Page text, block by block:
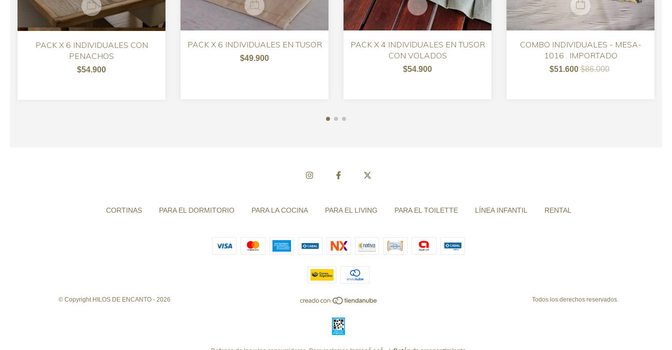
PACK X 6 INDIVIDUALES CON
PENACHOS
$54.900
PACK X 6 INDIVIDUALES EN TUSOR
$49.900
PACK X 4 INDIVIDUALES EN TUSOR
CON VOLADOS
$54.900
COMBO INDIVIDUALES - MESA-
1016 . IMPORTADO
$51.600$86.000
CORTINAS PARA EL DORMITORIO PARA LA COCINA PARA EL LIVING PARA EL TOILETTE LÍNEA INFANTIL RENTAL
© Copyright HILOS DE ENCANTO - 2026 Todos los derechos reservados.